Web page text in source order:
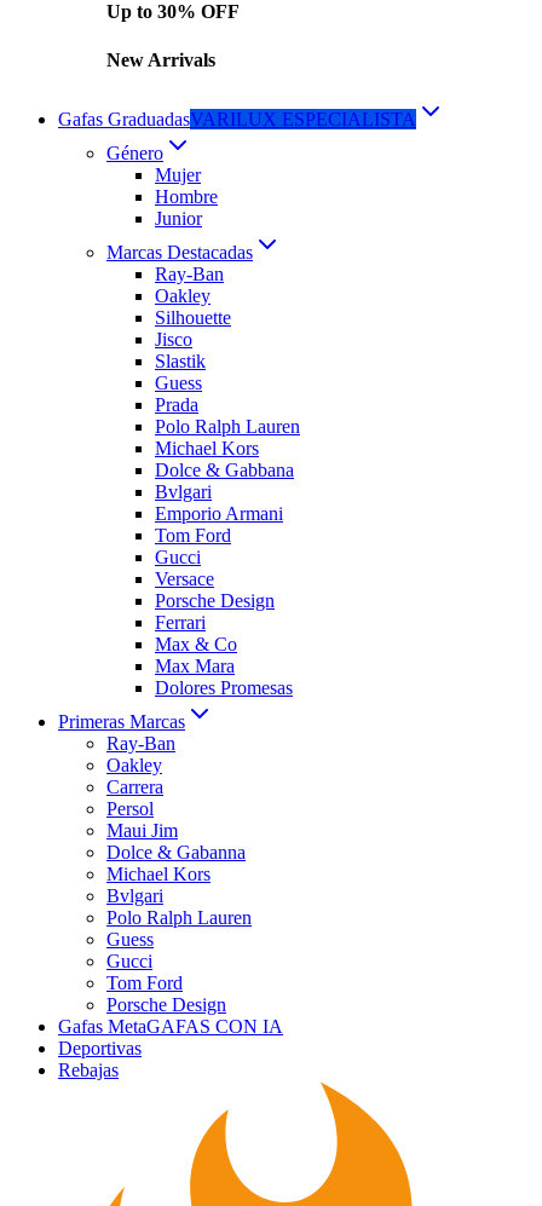
Up to 30% OFF
New Arrivals
Gafas GraduadasVARILUX ESPECIALISTA
Género
Mujer
Hombre
Junior
Marcas Destacadas
Ray-Ban
Oakley
Silhouette
Jisco
Slastik
Guess
Prada
Polo Ralph Lauren
Michael Kors
Dolce & Gabbana
Bvlgari
Emporio Armani
Tom Ford
Gucci
Versace
Porsche Design
Ferrari
Max & Co
Max Mara
Dolores Promesas
Primeras Marcas
Ray-Ban
Oakley
Carrera
Persol
Maui Jim
Dolce & Gabanna
Michael Kors
Bvlgari
Polo Ralph Lauren
Guess
Gucci
Tom Ford
Porsche Design
Gafas MetaGAFAS CON IA
Deportivas
Rebajas